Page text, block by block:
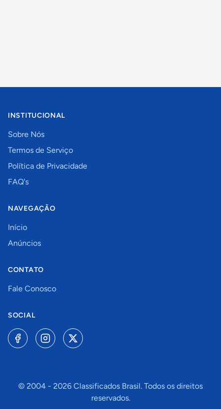
INSTITUCIONAL
Sobre Nós
Termos de Serviço
Política de Privacidade
FAQ's
NAVEGAÇÃO
Início
Anúncios
CONTATO
Fale Conosco
SOCIAL
© 2004 - 2026 Classificados Brasil. Todos os direitos
reservados.